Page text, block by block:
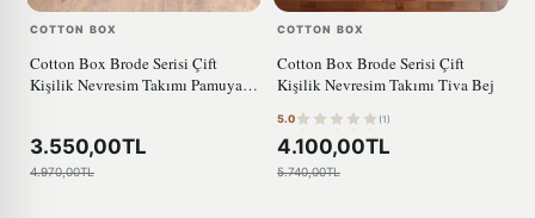
COTTON BOX
Cotton Box Brode Serisi Çift
Kişilik Nevresim Takımı Pamuya
3.550,00TL
4.970,00TL
COTTON BOX
Cotton Box Brode Serisi Çift
Kişilik Nevresim Takımı Tiva Bej
5.0 (1)
4.100,00TL
5.740,00TL